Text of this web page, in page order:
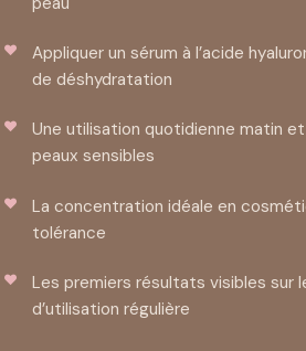
Appliquer un sérum à l’acide
de déshydratation
Une utilisation quotidienne matin
peaux sensibles
La concentration idéale en
tolérance
Les premiers résultats visibles sur
d’utilisation régulière